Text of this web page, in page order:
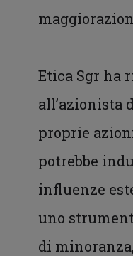
Etica Sgr ha
all’azionista
proprie
potrebbe
influenze
uno
di